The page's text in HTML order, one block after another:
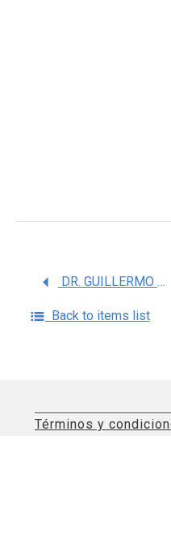
DR. GUILLERMO ENRIQUE LEO AMADOR
Back to items list
Términos y